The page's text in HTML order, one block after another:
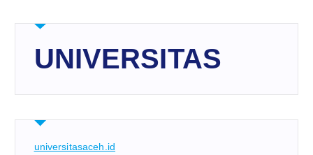
UNIVERSITAS
universitasaceh.id